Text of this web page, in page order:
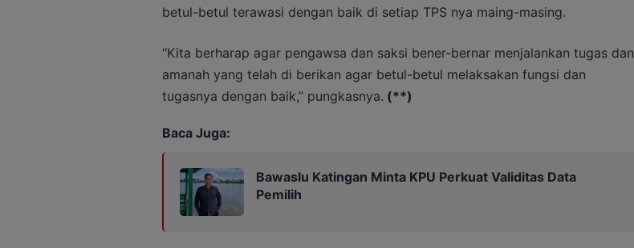
betul-betul terawasi dengan baik di setiap TPS nya maing-masing.
“Kita berharap agar pengawsa dan saksi bener-bernar menjalankan tugas dan
amanah yang telah di berikan agar betul-betul melaksakan fungsi dan
tugasnya dengan baik,” pungkasnya. (**)
Baca Juga:
Bawaslu Katingan Minta KPU Perkuat Validitas Data
Pemilih